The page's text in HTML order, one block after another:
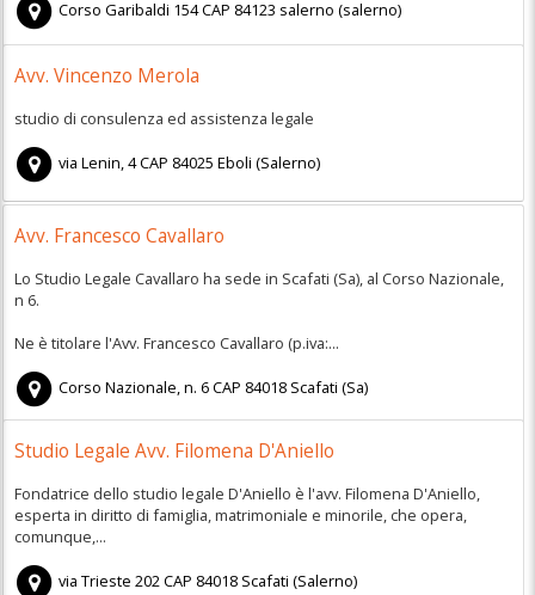
Corso Garibaldi 154CAP 84123 salerno (salerno)
Avv. Vincenzo Merola
studio di consulenza ed assistenza legale
via Lenin, 4CAP 84025 Eboli (Salerno)
Avv. Francesco Cavallaro
Lo Studio Legale Cavallaro ha sede in Scafati (Sa), al Corso Nazionale,
n 6.
Ne è titolare l'Avv. Francesco Cavallaro (p.iva:...
Corso Nazionale, n. 6CAP 84018 Scafati (Sa)
Studio Legale Avv. Filomena D'Aniello
Fondatrice dello studio legale D'Aniello è l'avv. Filomena D'Aniello,
esperta in diritto di famiglia, matrimoniale e minorile, che opera,
comunque,...
via Trieste 202CAP 84018 Scafati (Salerno)